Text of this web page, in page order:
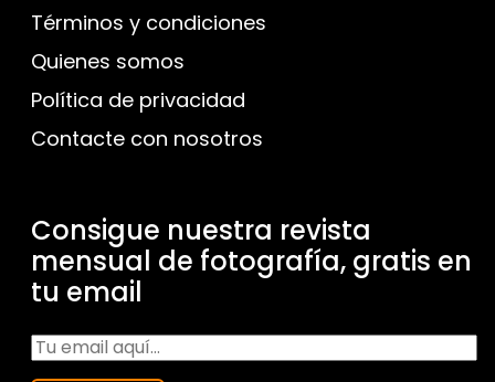
Términos y condiciones
Quienes somos
Política de privacidad
Contacte con nosotros
Consigue nuestra revista
mensual de fotografía, gratis en
tu email